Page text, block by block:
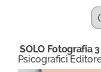
SOLO Fotografia 3
Psicografici